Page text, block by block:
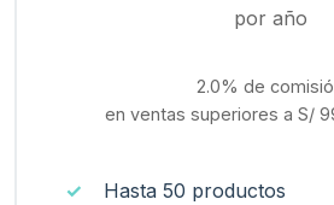
por año
2.0% de
en ventas superiores a S/
Hasta 50 productos